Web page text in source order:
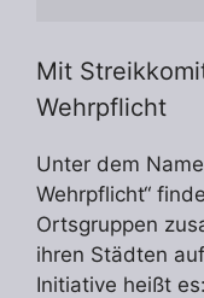
Mit
Wehrpflicht
Unter dem
Wehrpflicht“
Ortsgruppen
ihren Städten
Initiative heißt es: